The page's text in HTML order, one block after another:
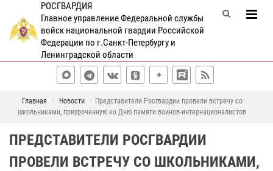
РОСГВАРДИЯ
Главное управление Федеральной службы
войск национальной гвардии Российской
Федерации по г.Санкт-Петербургу и
Ленинградской области
Главная Новости
Представители Росгвардии провели встречу со
школьниками, приуроченную ко Дню памяти воинов-интернационалистов
ПРЕДСТАВИТЕЛИ РОСГВАРДИИ
ПРОВЕЛИ ВСТРЕЧУ СО ШКОЛЬНИКАМИ,